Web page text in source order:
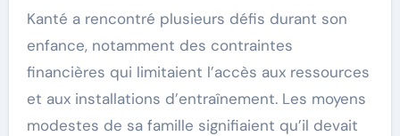
Kanté a rencontré plusieurs défis durant son
enfance, notamment des contraintes
financières qui limitaient l’accès aux ressources
et aux installations d’entraînement. Les moyens
modestes de sa famille signifiaient qu’il devait